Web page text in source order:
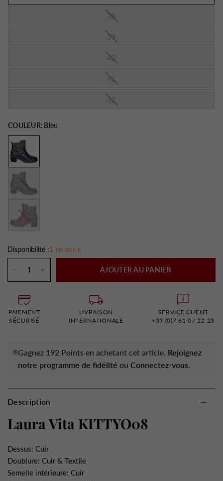
38
39
40
41
42
COULEUR: Bleu
Choco
Rouge
Disponibilité :1 en stock
AJOUTER AU PANIER
PAIEMENT
SÉCURISÉ
LIVRAISON
INTERNATIONALE
SERVICE CLIENT
+33 (0)7 61 07 22 23
Gagnez 192 Points en achetant cet article. Rejoignez
notre programme de fidélité ou Connectez-vous.
Description
Laura Vita KITTYO08
Dessus: Cuir
Doublure: Cuir & Textile
Semelle intérieure: Cuir